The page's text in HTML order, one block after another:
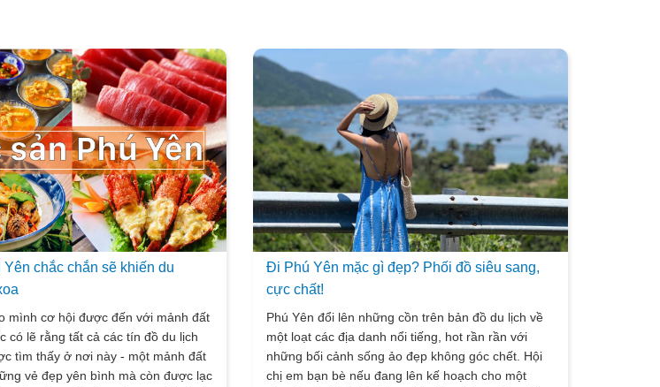
Yên chắc chắn sẽ khiến du
mình cơ hội được đến với mảnh đất
có lẽ rằng tất cả các tín đồ du lịch
tìm thấy ở nơi này - một mảnh đất
vẻ đẹp yên bình mà còn được lạc
Đi Phú Yên mặc gì đẹp? Phối đồ siêu sang,
cực chất!
Phú Yên đổi lên những cồn trên bản đồ du lịch về
một loạt các địa danh nổi tiếng, hot rần rần với
những bối cảnh sống ảo đẹp không góc chết. Hội
chị em bạn bè nếu đang lên kế hoạch cho một